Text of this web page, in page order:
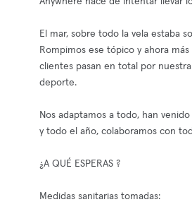
El mar, sobre todo la vela estaba
Rompimos ese tópico y ahora
clientes pasan en total por
deporte.
Nos adaptamos a todo, han
y todo el año, colaboramos con
¿A QUÉ ESPERAS ?
Medidas sanitarias tomadas: